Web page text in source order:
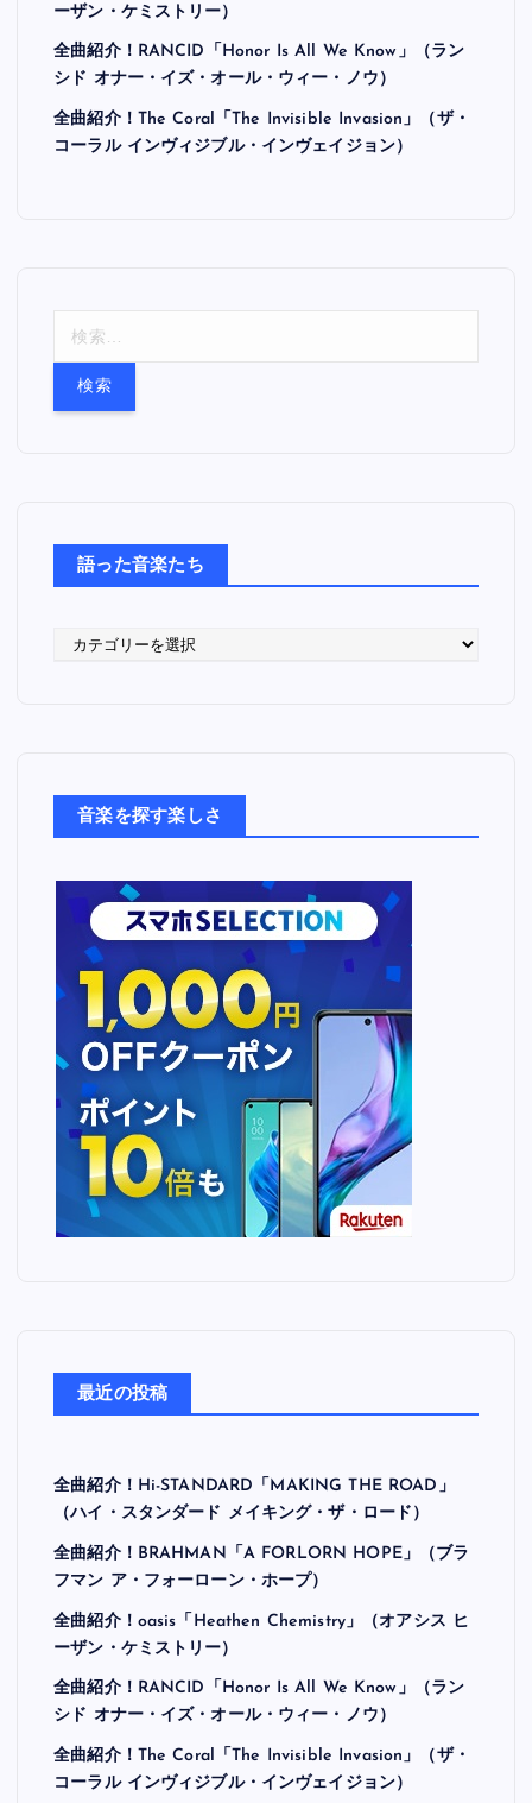
ーザン・ケミストリー）
全曲紹介！RANCID「Honor Is All We Know」（ラン
シド オナー・イズ・オール・ウィー・ノウ）
全曲紹介！The Coral「The Invisible Invasion」（ザ・
コーラル インヴィジブル・インヴェイジョン）
語った音楽たち
音楽を探す楽しさ
最近の投稿
全曲紹介！Hi-STANDARD「MAKING THE ROAD」
（ハイ・スタンダード メイキング・ザ・ロード）
全曲紹介！BRAHMAN「A FORLORN HOPE」（ブラ
フマン ア・フォーローン・ホープ）
全曲紹介！oasis「Heathen Chemistry」（オアシス ヒ
ーザン・ケミストリー）
全曲紹介！RANCID「Honor Is All We Know」（ラン
シド オナー・イズ・オール・ウィー・ノウ）
全曲紹介！The Coral「The Invisible Invasion」（ザ・
コーラル インヴィジブル・インヴェイジョン）